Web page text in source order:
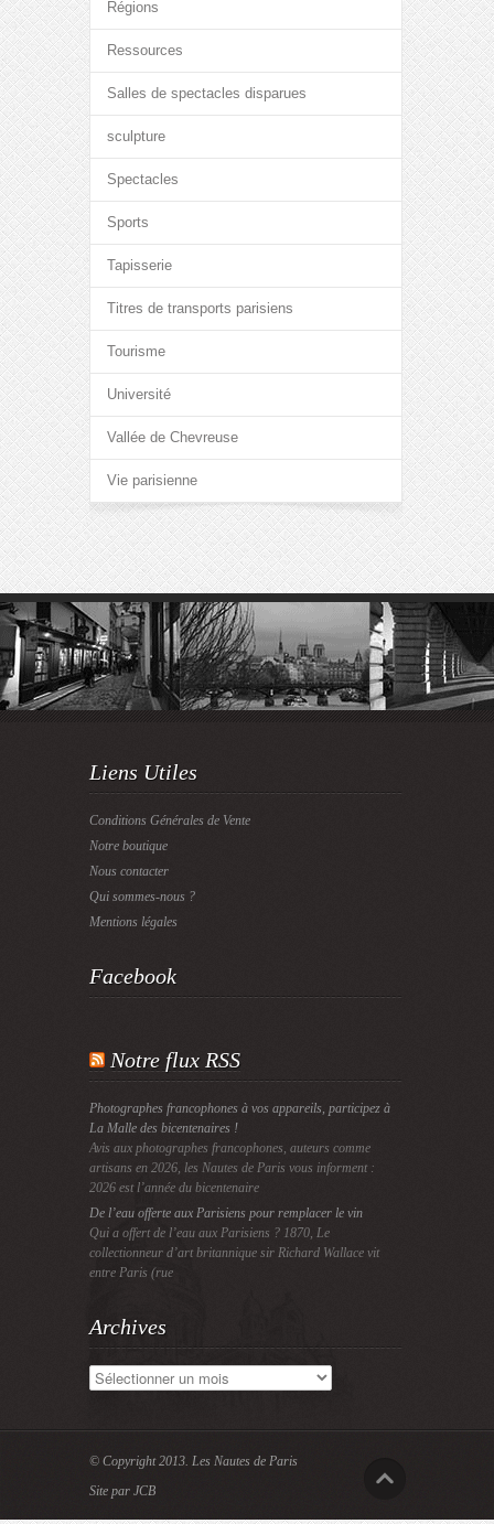
Régions
Ressources
Salles de spectacles disparues
sculpture
Spectacles
Sports
Tapisserie
Titres de transports parisiens
Tourisme
Université
Vallée de Chevreuse
Vie parisienne
Liens Utiles
Conditions Générales de Vente
Notre boutique
Nous contacter
Qui sommes-nous ?
Mentions légales
Facebook
Notre flux RSS
Photographes francophones à vos appareils, participez à
La Malle des bicentenaires !
Avis aux photographes francophones, auteurs comme
artisans en 2026, les Nautes de Paris vous informent :
2026 est l’année du bicentenaire
De l’eau offerte aux Parisiens pour remplacer le vin
Qui a offert de l’eau aux Parisiens ? 1870, Le
collectionneur d’art britannique sir Richard Wallace vit
entre Paris (rue
Archives
Archives
© Copyright 2013. Les Nautes de Paris
Site par JCB